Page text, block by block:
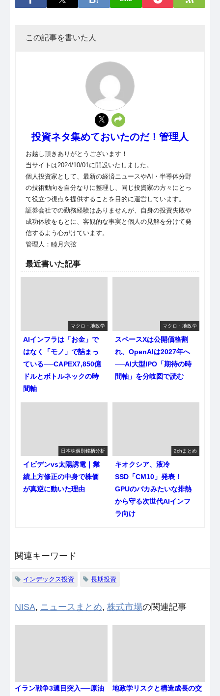
この記事を書いた人
投資ネタ集めておいたのだ！管理人
お越し頂きありがとうございます！
当サイトは2024/10/01に開設いたしました。
個人投資家として、最新の経済ニュースやAI・半導体分野
の技術動向を自分なりに整理し、同じ投資家の方々にとっ
て役立つ視点を提供することを目的に運営しています。
証券会社での勤務経験はありませんが、自身の投資失敗や
成功体験をもとに、客観的な事実と個人の見解を分けて発
信するよう心がけています。
管理人：睦月六弦
最近書いた記事
マクロ・地政学
AIインフラは「お金」で
はなく「モノ」で詰まっ
ている──CAPEX7,850億
ドルとボトルネックの時
間軸
マクロ・地政学
スペースXは公開価格割
れ、OpenAIは2027年へ
──AI大型IPO「期待の時
間軸」を分岐図で読む
日本株個別銘柄分析
イビデンvs太陽誘電｜業
績上方修正の中身で株価
が真逆に動いた理由
2chまとめ
キオクシア、液冷
SSD「CM10」発表！
GPUのバカみたいな排熱
から守る次世代AIインフ
ラ向け
関連キーワード
インデックス投資 長期投資
NISA, ニュースまとめ, 株式市場の関連記事
イラン戦争3週目突入──原油
地政学リスクと構造成長の交